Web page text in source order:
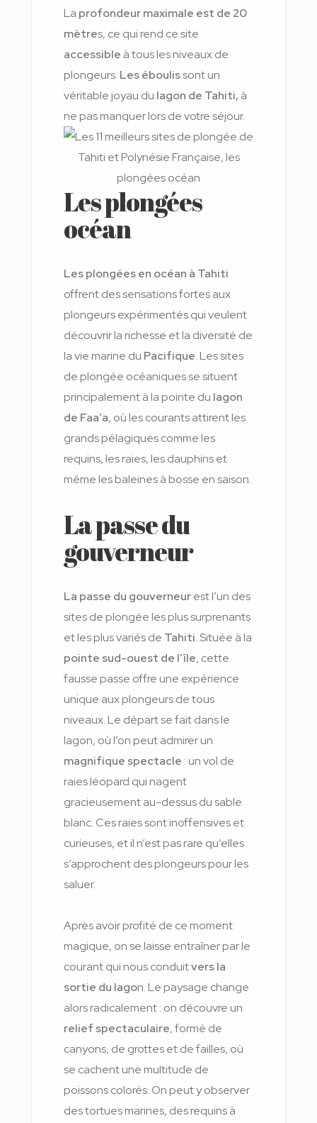
La profondeur maximale est de 20
mètres, ce qui rend ce site
accessible à tous les niveaux de
plongeurs. Les éboulissont un
véritable joyau du lagon de Tahiti, à
ne pas manquer lors de votre séjour.
Les plongées
océan
Les plongées en océan à Tahiti
offrent des sensations fortes aux
plongeurs expérimentés qui veulent
découvrir la richesse et la diversité de
la vie marine du Pacifique. Les sites
de plongée océaniques se situent
principalement à la pointe du lagon
de Faa’a, où les courants attirent les
grands pélagiques comme les
requins, les raies, les dauphins et
même les baleines à bosse en saison.
La passe du
gouverneur
La passe du gouverneurest l’un des
sites de plongée les plus surprenants
et les plus variés de Tahiti. Située à la
pointe sud-ouest de l’île, cette
fausse passe offre une expérience
unique aux plongeurs de tous
niveaux. Le départ se fait dans le
lagon, où l’on peut admirer un
magnifique spectacle : un vol de
raies léopard qui nagent
gracieusement au-dessus du sable
blanc. Ces raies sont inoffensives et
curieuses, et il n’est pas rare qu’elles
s’approchent des plongeurs pour les
saluer.
Après avoir profité de ce moment
magique, on se laisse entraîner par le
courant qui nous conduitvers la
sortie du lagon. Le paysage change
alors radicalement : on découvre un
relief spectaculaire, formé de
canyons, de grottes et de failles, où
se cachent une multitude de
poissons colorés. On peut y observer
des tortues marines, des requins à